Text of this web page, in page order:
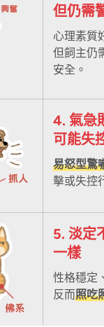
但仍需
心理素質
但飼主仍
安全。
4. 氣急
可能失
易怒型驚
擊或失控
5. 淡定
一樣
性格穩定
反而照吃